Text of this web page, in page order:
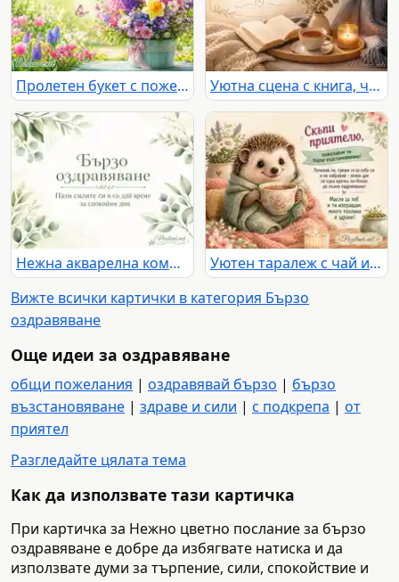
Пролетен букет с пожелание за бързо оздравяване Уютна сцена с книга, чай, свещ и надпис за бързо оздравяване
Нежна акварелна композиция с послание „Бързо оздравяване“
Уютен таралеж с чай и текст за бързо възстановяване
Вижте всички картички в категория Бързо
оздравяване
Още идеи за оздравяване
общи пожелания | оздравявай бързо | бързо
възстановяване | здраве и сили | с подкрепа | от
приятел
Разгледайте цялата тема
Как да използвате тази картичка
При картичка за Нежно цветно послание за бързо
оздравяване е добре да избягвате натиска и да
използвате думи за търпение, сили, спокойствие и